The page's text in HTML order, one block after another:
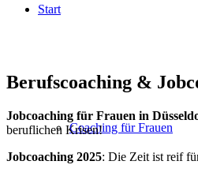
Start
Coaching für Frauen
Berufscoaching &
Jobcoaching für Frauen in
beruflichen Krisen!
Jobcoaching 2025: Die Zeit ist reif